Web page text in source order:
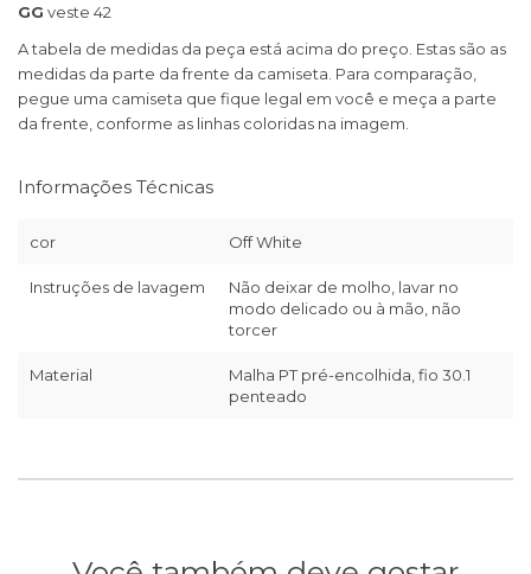
GG veste 42
A tabela de medidas da peça está acima do preço. Estas são as
medidas da parte da frente da camiseta. Para comparação,
pegue uma camiseta que fique legal em você e meça a parte
da frente, conforme as linhas coloridas na imagem.
Informações Técnicas
cor Off White
Instruções de lavagem
Não deixar de molho, lavar no
modo delicado ou à mão, não
torcer
Material
Malha PT pré-encolhida, fio 30.1
penteado